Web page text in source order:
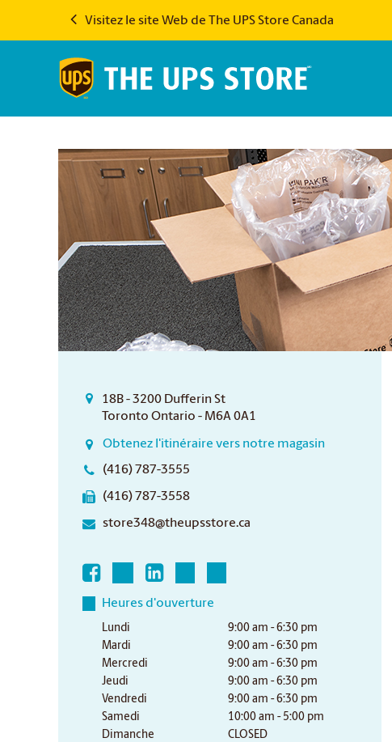
Visitez le site Web de The UPS Store Canada
18B - 3200 Dufferin St
Toronto Ontario - M6A 0A1
Obtenez l'itinéraire vers notre magasin
(416) 787-3555
(416) 787-3558
store348@theupsstore.ca
Heures d'ouverture
Lundi
9:00 am - 6:30 pm
Mardi
9:00 am - 6:30 pm
Mercredi
9:00 am - 6:30 pm
Jeudi
9:00 am - 6:30 pm
Vendredi
9:00 am - 6:30 pm
Samedi
10:00 am - 5:00 pm
Dimanche
CLOSED